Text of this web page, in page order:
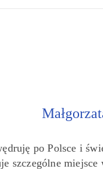
po Polsce i
szczególne